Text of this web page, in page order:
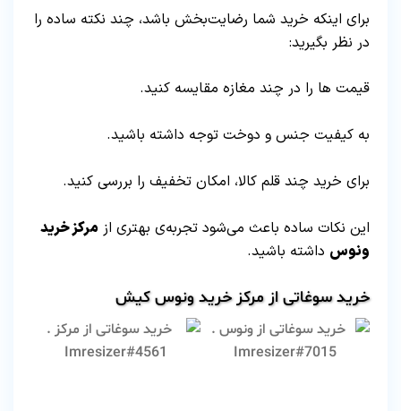
برای اینکه خرید شما رضایت‌بخش باشد، چند نکته ساده را
در نظر بگیرید:
قیمت ها را در چند مغازه مقایسه کنید.
به کیفیت جنس و دوخت توجه داشته باشید.
برای خرید چند قلم کالا، امکان تخفیف را بررسی کنید.
این نکات ساده باعث می‌شود تجربه‌ی بهتری از مرکز خرید
ونوس داشته باشید.
خرید سوغاتی از مرکز خرید ونوس کیش